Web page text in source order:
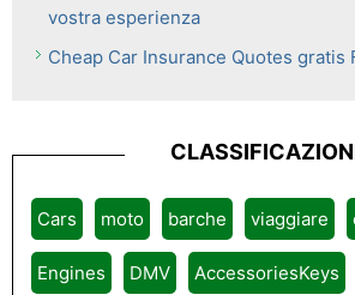
vostra esperienza
Cheap Car Insurance Quotes gratis
Cars moto barche viaggiare
Engines DMV AccessoriesKeys